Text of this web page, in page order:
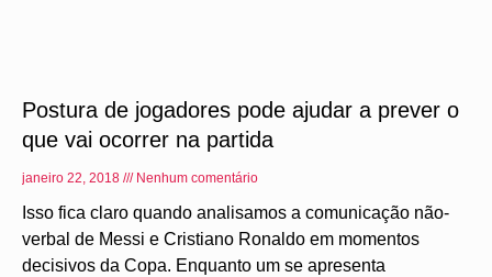
Postura de jogadores pode ajudar a prever o
que vai ocorrer na partida
janeiro 22, 2018 Nenhum comentário
Isso fica claro quando analisamos a comunicação não-
verbal de Messi e Cristiano Ronaldo em momentos
decisivos da Copa. Enquanto um se apresenta